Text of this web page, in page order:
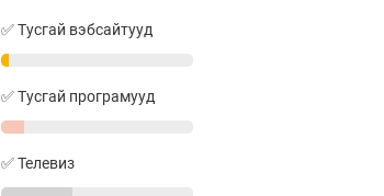
✅ Тусгай вэбсайтууд
✅ Тусгай програмууд
✅ Телевиз